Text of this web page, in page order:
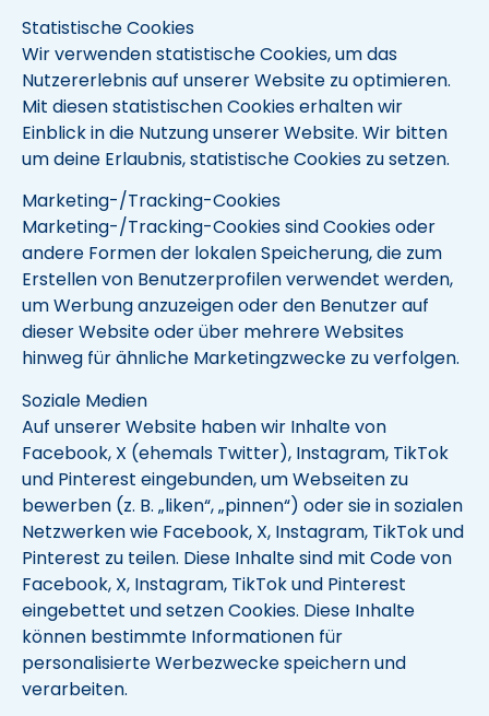
Statistische Cookies
Wir verwenden statistische Cookies, um das
Nutzererlebnis auf unserer Website zu optimieren.
Mit diesen statistischen Cookies erhalten wir
Einblick in die Nutzung unserer Website. Wir bitten
um deine Erlaubnis, statistische Cookies zu setzen.
Marketing-/Tracking-Cookies
Marketing-/Tracking-Cookies sind Cookies oder
andere Formen der lokalen Speicherung, die zum
Erstellen von Benutzerprofilen verwendet werden,
um Werbung anzuzeigen oder den Benutzer auf
dieser Website oder über mehrere Websites
hinweg für ähnliche Marketingzwecke zu verfolgen.
Soziale Medien
Auf unserer Website haben wir Inhalte von
Facebook, X (ehemals Twitter), Instagram, TikTok
und Pinterest eingebunden, um Webseiten zu
bewerben (z. B. „liken“, „pinnen“) oder sie in sozialen
Netzwerken wie Facebook, X, Instagram, TikTok und
Pinterest zu teilen. Diese Inhalte sind mit Code von
Facebook, X, Instagram, TikTok und Pinterest
eingebettet und setzen Cookies. Diese Inhalte
können bestimmte Informationen für
personalisierte Werbezwecke speichern und
verarbeiten.